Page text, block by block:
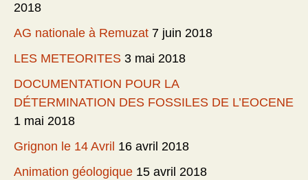
2018
AG nationale à Remuzat 7 juin 2018
LES METEORITES 3 mai 2018
DOCUMENTATION POUR LA
DÉTERMINATION DES FOSSILES DE L’EOCENE
1 mai 2018
Grignon le 14 Avril 16 avril 2018
Animation géologique 15 avril 2018